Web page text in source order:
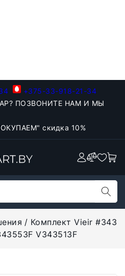
+375-33-918-21-34
ПОЗВОНИТЕ НАМ И МЫ
скидка 10%
Комплект Vieir #343
V343513F